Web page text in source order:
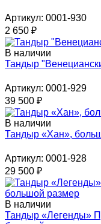
Артикул: 0001-930
2 650 ₽
В наличии
Тандыр
Артикул: 0001-929
39 500 ₽
В наличии
Тандыр «Хан»,
Артикул: 0001-928
29 500 ₽
В наличии
Тандыр «Легенды»